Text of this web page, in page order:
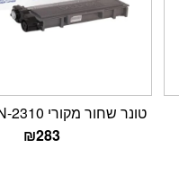
טונר שחור מקורי Brother TN-2310
₪283